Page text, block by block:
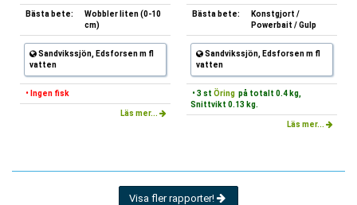
Bästa bete:
Wobbler liten (0-10
cm)
Sandvikssjön, Edsforsen m fl
vatten
• Ingen fisk
Läs mer...
Bästa bete:
Konstgjort /
Powerbait / Gulp
Sandvikssjön, Edsforsen m fl
vatten
• 3 st Öring på totalt 0.4 kg,
Snittvikt 0.13 kg.
Läs mer...
Visa fler rapporter!